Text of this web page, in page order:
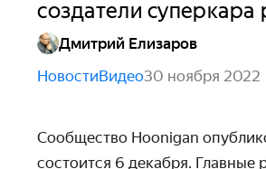
создатели суперкара
Дмитрий Елизаров
НовостиВидео30 ноября 2022
Сообщество Hoonigan
состоится 6 декабря. Главные